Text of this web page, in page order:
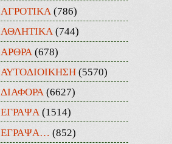
ΑΓΡΟΤΙΚΑ (786)
ΑΘΛΗΤΙΚΑ (744)
ΑΡΘΡΑ (678)
ΑΥΤΟΔΙΟΙΚΗΣΗ (5570)
ΔΙΑΦΟΡΑ (6627)
ΕΓΡΑΨΑ (1514)
ΕΓΡΑΨΑ… (852)